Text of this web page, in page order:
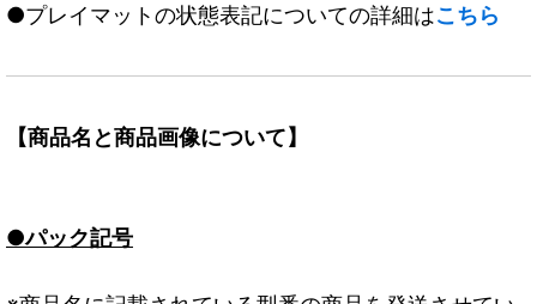
●プレイマットの状態表記についての詳細はこちら
【商品名と商品画像について】
●パック記号